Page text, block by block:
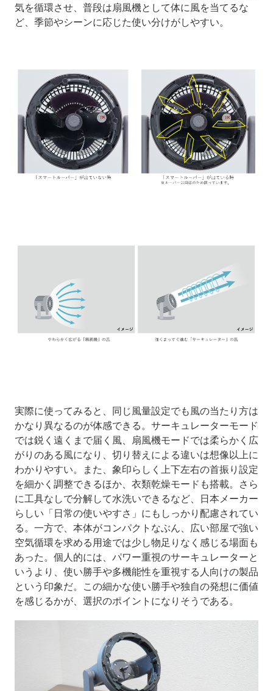
気を循環させ、普段は扇風機として体に風を当てるな
ど、季節やシーンに応じた使い分けがしやすい。
実際に使ってみると、同じ風量設定でも風の当たり方は
かなり異なるのが体感できる。サーキュレーターモード
では鋭く遠くまで届く風、扇風機モードでは柔らかく広
がりのある風になり、切り替えによる違いは想像以上に
わかりやすい。また、象印らしく上下左右の首振り設定
を細かく調整できるほか、衣類乾燥モードも搭載。さら
に工具なしで分解して水洗いできるなど、日本メーカー
らしい「日常の使いやすさ」にもしっかり配慮されてい
る。一方で、本体がコンパクトなぶん、広い部屋で強い
空気循環を求める用途では少し物足りなく感じる場面も
あった。個人的には、パワー重視のサーキュレーターと
いうより、使い勝手や多機能性を重視する人向けの製品
という印象だ。この細かな使い勝手や独自の発想に価値
を感じるかが、選択のポイントになりそうである。